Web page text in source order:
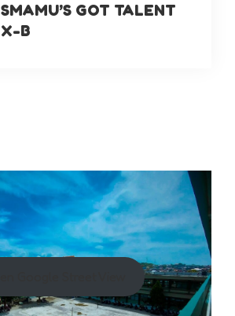
SMAMU’S GOT TALENT
X-B